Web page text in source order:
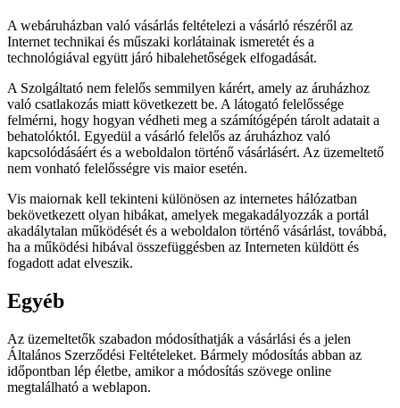
A webáruházban való vásárlás feltételezi a vásárló részéről az
Internet technikai és műszaki korlátainak ismeretét és a
technológiával együtt járó hibalehetőségek elfogadását.
A Szolgáltató nem felelős semmilyen kárért, amely az áruházhoz
való csatlakozás miatt következett be. A látogató felelőssége
felmérni, hogy hogyan védheti meg a számítógépén tárolt adatait a
behatolóktól. Egyedül a vásárló felelős az áruházhoz való
kapcsolódásáért és a weboldalon történő vásárlásért. Az üzemeltető
nem vonható felelősségre vis maior esetén.
Vis maiornak kell tekinteni különösen az internetes hálózatban
bekövetkezett olyan hibákat, amelyek megakadályozzák a portál
akadálytalan működését és a weboldalon történő vásárlást, továbbá,
ha a működési hibával összefüggésben az Interneten küldött és
fogadott adat elveszik.
Egyéb
Az üzemeltetők szabadon módosíthatják a vásárlási és a jelen
Általános Szerződési Feltételeket. Bármely módosítás abban az
időpontban lép életbe, amikor a módosítás szövege online
megtalálható a weblapon.